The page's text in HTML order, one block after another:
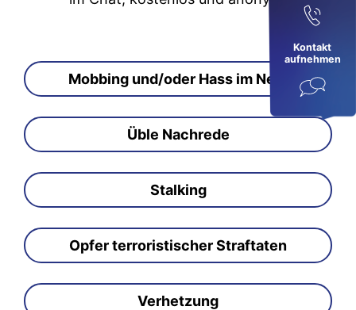
Kontakt
aufnehmen
Mobbing und/oder Hass im Netz
Üble Nachrede
Stalking
Opfer terroristischer Straftaten
Verhetzung